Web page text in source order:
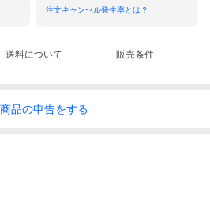
注文キャンセル発生率とは？
送料について 販売条件
商品の申告をする